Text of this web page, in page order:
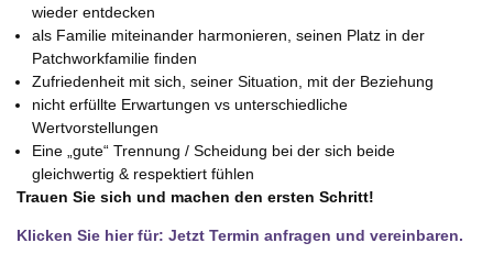
wieder entdecken
als Familie miteinander harmonieren, seinen Platz in der
Patchworkfamilie finden
Zufriedenheit mit sich, seiner Situation, mit der Beziehung
nicht erfüllte Erwartungen vs unterschiedliche
Wertvorstellungen
Eine „gute“ Trennung / Scheidung bei der sich beide
gleichwertig & respektiert fühlen
Trauen Sie sich und machen den ersten Schritt!
Klicken Sie hier für: Jetzt Termin anfragen und vereinbaren.